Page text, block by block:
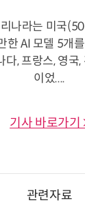
나라는 미국
한 AI 모델 5개
다, 프랑스, 영국
이었....
기사 바로가기
관련자료